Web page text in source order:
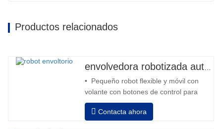
Productos relacionados
• Pequeño robot flexible y móvil con
volante con botones de control para
avanzar y retroceder • Operación fuera
de la columna • 2 baterías serie 12V /
Contacta ahora